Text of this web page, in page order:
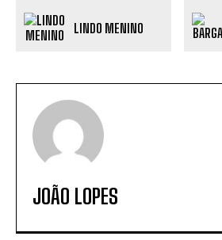
LINDO MENINO
JOÃO LOPES